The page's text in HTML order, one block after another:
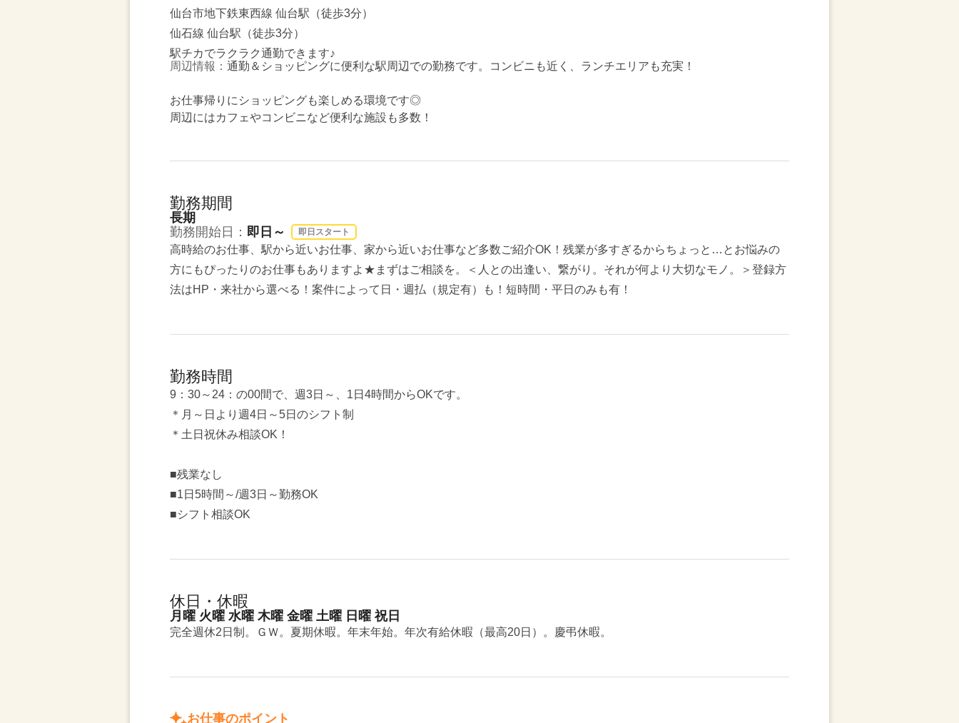
仙台市地下鉄東西線 仙台駅（徒歩3分）
仙石線 仙台駅（徒歩3分）
駅チカでラクラク通勤できます♪
周辺情報： 通勤＆ショッピングに便利な駅周辺での勤務です。コンビニも近く、ランチエリアも充実！
お仕事帰りにショッピングも楽しめる環境です◎
周辺にはカフェやコンビニなど便利な施設も多数！
勤務期間
長期
勤務開始日： 即日～ 即日スタート
高時給のお仕事、駅から近いお仕事、家から近いお仕事など多数ご紹介OK！残業が多すぎるからちょっと…とお悩みの
方にもぴったりのお仕事もありますよ★まずはご相談を。＜人との出逢い、繋がり。それが何より大切なモノ。＞登録方
法はHP・来社から選べる！案件によって日・週払（規定有）も！短時間・平日のみも有！
勤務時間
9：30～24：の00間で、週3日～、1日4時間からOKです。
＊月～日より週4日～5日のシフト制
＊土日祝休み相談OK！
■残業なし
■1日5時間～/週3日～勤務OK
■シフト相談OK
休日・休暇
月曜 火曜 水曜 木曜 金曜 土曜 日曜 祝日
完全週休2日制。ＧＷ。夏期休暇。年末年始。年次有給休暇（最高20日）。慶弔休暇。
お仕事のポイント